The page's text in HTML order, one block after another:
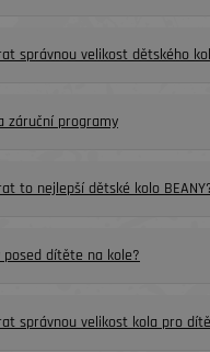
správnou velikost dětského
záruční programy
to nejlepší dětské kolo
posed dítěte na kole?
správnou velikost kola pro